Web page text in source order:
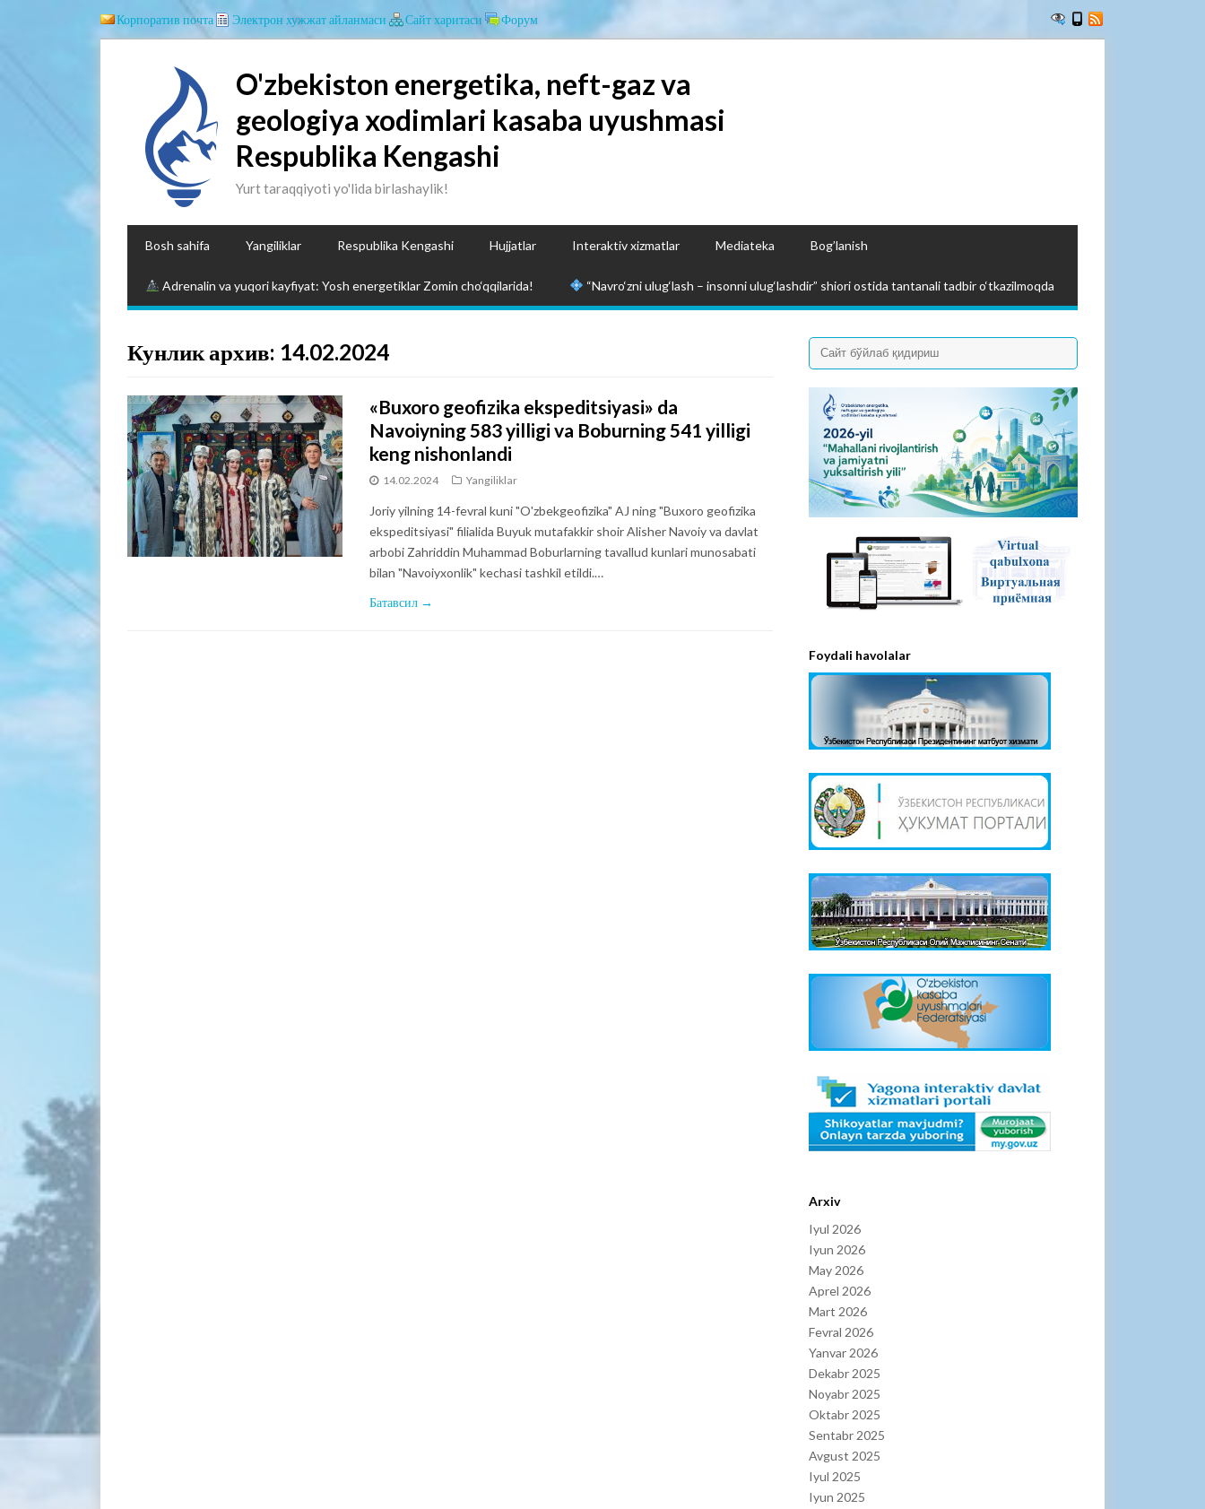
Корпоратив почта Электрон хужжат айланмаси Сайт харитаси Форум
O'zbekiston energetika, neft-gaz va
geologiya xodimlari kasaba uyushmasi
Respublika Kengashi
Yurt taraqqiyoti yo'lida birlashaylik!
Bosh sahifa Yangiliklar Respublika Kengashi Hujjatlar Interaktiv xizmatlar Mediateka Bog’lanish
Adrenalin va yuqori kayfiyat: Yosh energetiklar Zomin cho‘qqilarida! “Navro‘zni ulug‘lash – insonni ulug‘lashdir” shiori ostida tantanali tadbir o‘tkazilmoqda
Кунлик архив: 14.02.2024
«Buxoro geofizika ekspeditsiyasi» da
Navoiyning 583 yilligi va Boburning 541 yilligi
keng nishonlandi
14.02.2024 Yangiliklar
Joriy yilning 14-fevral kuni "O'zbekgeofizika" AJ ning "Buxoro geofizika
ekspeditsiyasi" filialida Buyuk mutafakkir shoir Alisher Navoiy va davlat
arbobi Zahriddin Muhammad Boburlarning tavallud kunlari munosabati
bilan "Navoiyxonlik" kechasi tashkil etildi.…
Батавсил →
Foydali havolalar
Arxiv
Iyul 2026
Iyun 2026
May 2026
Aprel 2026
Mart 2026
Fevral 2026
Yanvar 2026
Dekabr 2025
Noyabr 2025
Oktabr 2025
Sentabr 2025
Avgust 2025
Iyul 2025
Iyun 2025